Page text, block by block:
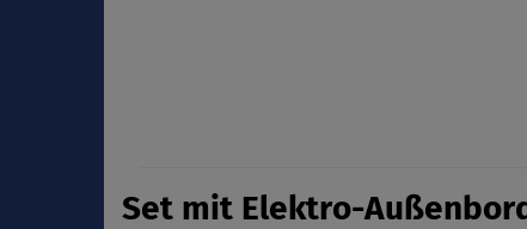
Set mit Elektro-